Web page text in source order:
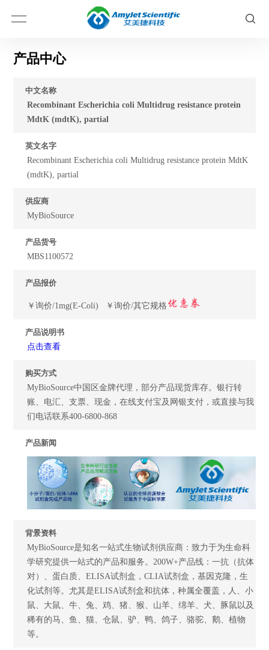
产品中心
中文名称
Recombinant Escherichia coli Multidrug resistance protein
MdtK (mdtK), partial
英文名字
Recombinant Escherichia coli Multidrug resistance protein MdtK
(mdtK), partial
供应商
MyBioSource
产品货号
MBS1100572
产品报价
￥询价/1mg(E-Coli) ￥询价/其它规格
产品说明书
点击查看
购买方式
MyBioSource中国区金牌代理，部分产品现货库存。银行转
账、电汇、支票、现金，在线支付宝及网银支付，或直接与我
们电话联系400-6800-868
产品新闻
背景资料
MyBioSource是知名一站式生物试剂供应商：致力于为生命科
学研究提供一站式的产品和服务。200W+产品线：一抗（抗体
对）、蛋白质、ELISA试剂盒，CLIA试剂盒，基因克隆，生
化试剂等。尤其是ELISA试剂盒和抗体，种属全覆盖，人、小
鼠、大鼠、牛、兔、鸡、猪、猴、山羊、绵羊、犬、豚鼠以及
稀有的马、鱼、猫、仓鼠、驴、鸭、鸽子、骆驼、鹅、植物
等。